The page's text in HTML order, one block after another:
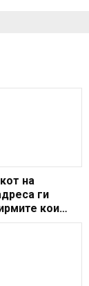
на
ги
кои
од ЈСП